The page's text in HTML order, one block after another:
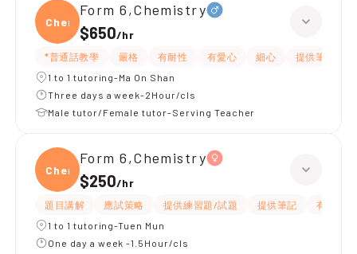
Chemi
Form 6,Chemistry
$650/hr
*普通話教學 嚴格 有耐性 有愛心 細心 提供筆記
1 to 1 tutoring-Ma On Shan
Three days a week-2Hour/cls
Male tutor/Female tutor-Serving Teacher
Chemi
Form 6,Chemistry
$250/hr
題目講解 應試策略 提供練習題/試題 提供筆記
有耐性
1 to 1 tutoring-Tuen Mun
One day a week -1.5Hour/cls